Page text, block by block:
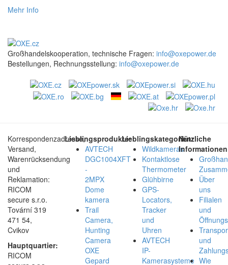
Mehr Info
Großhandelskooperation, technische Fragen: info@oxepower.de
Bestellungen, Rechnungsstellung: info@oxepower.de
Korrespondenzadresse,
Versand,
Warenrücksendung
und
Reklamation:
RICOM
secure s.r.o.
Tovární 319
471 54,
Cvikov
Hauptquartier:
RICOM
Lieblingsprodukte:
AVTECH
DGC1004XFT
-
2MPX
Dome
kamera
Trail
Camera,
Hunting
Camera
OXE
Gepard
Lieblingskategorien:
Wildkameras
Kontaktlose
Thermometer
Glühbirne
GPS-
Locators,
Tracker
und
Uhren
AVTECH
IP-
Kamerasysteme
Nützliche
Über
uns
Filialen
und
und
Wie